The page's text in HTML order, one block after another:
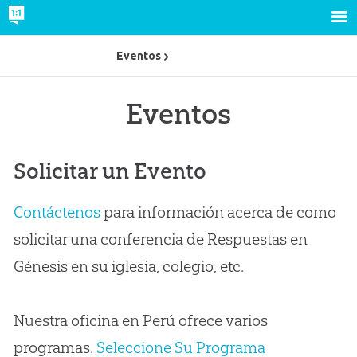
Eventos
Solicitar un Evento
Contáctenospara información acerca de como
solicitar una conferencia de Respuestas en
Génesis en su iglesia, colegio, etc.
Nuestra oficina en Perú ofrece varios
programas. Seleccione Su Programa
Eventos